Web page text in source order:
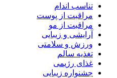
تناسب اندام
مراقبت از پوست
مراقبت از مو
آرایشی و زیبایی
ورزش و سلامتی
تغذیه سالم
غذای رژیمی
جشنواره زیبایی